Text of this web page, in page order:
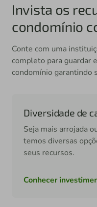
Invista os
condomínio
Conte com uma
completo para guardar
condomínio garantindo
Diversidade de
Seja mais arrojada
temos diversas
seus recursos.
Conhecer